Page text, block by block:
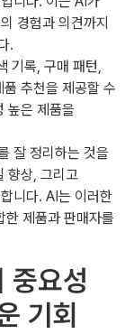
경험과 의견까지
.
기록, 구매 패턴,
추천을 제공할 수
높은 제품을
잘 정리하는 것을
향상, 그리고
니다. AI는 이러한
한 제품과 판매자를
중요성
기회